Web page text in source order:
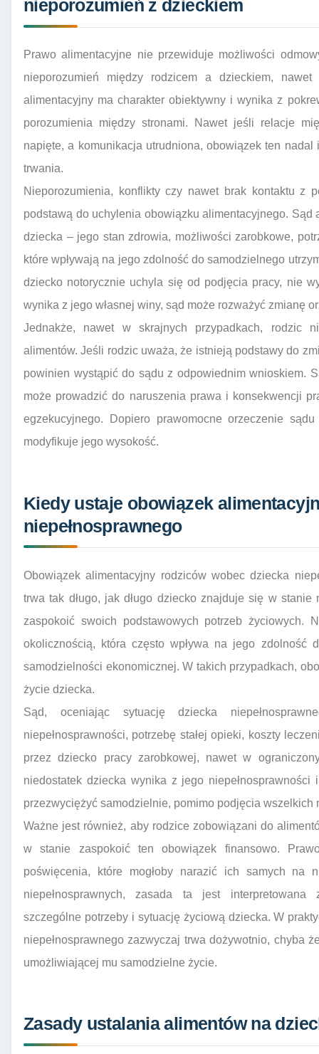
nieporozumień z dzieckiem
Prawo alimentacyjne nie przewiduje możliwości
nieporozumień między rodzicem a dzieckiem,
alimentacyjny ma charakter obiektywny i wynika z
porozumienia między stronami. Nawet jeśli relacje
napięte, a komunikacja utrudniona, obowiązek ten nadal
trwania.
Nieporozumienia, konflikty czy nawet brak kontaktu z
podstawą do uchylenia obowiązku alimentacyjnego.
dziecka – jego stan zdrowia, możliwości zarobkowe,
które wpływają na jego zdolność do samodzielnego
dziecko notorycznie uchyla się od podjęcia pracy, nie
wynika z jego własnej winy, sąd może rozważyć zmianę
Jednakże, nawet w skrajnych przypadkach, rodzic
alimentów. Jeśli rodzic uważa, że istnieją podstawy do
powinien wystąpić do sądu z odpowiednim wnioskiem.
może prowadzić do naruszenia prawa i konsekwencji
egzekucyjnego. Dopiero prawomocne orzeczenie
modyfikuje jego wysokość.
Kiedy ustaje obowiązek
niepełnosprawnego
Obowiązek alimentacyjny rodziców wobec dziecka
trwa tak długo, jak długo dziecko znajduje się w
zaspokoić swoich podstawowych potrzeb życiowych.
okolicznością, która często wpływa na jego zdolność
samodzielności ekonomicznej. W takich przypadkach,
życie dziecka.
Sąd, oceniając sytuację dziecka
niepełnosprawności, potrzebę stałej opieki, koszty
przez dziecko pracy zarobkowej, nawet w
niedostatek dziecka wynika z jego
przezwyciężyć samodzielnie, pomimo podjęcia wszelkich
Ważne jest również, aby rodzice zobowiązani do
w stanie zaspokoić ten obowiązek finansowo.
poświęcenia, które mogłoby narazić ich samych na
niepełnosprawnych, zasada ta jest
szczególne potrzeby i sytuację życiową dziecka. W
niepełnosprawnego zazwyczaj trwa dożywotnio, chyba
umożliwiającej mu samodzielne życie.
Zasady ustalania alimentów na